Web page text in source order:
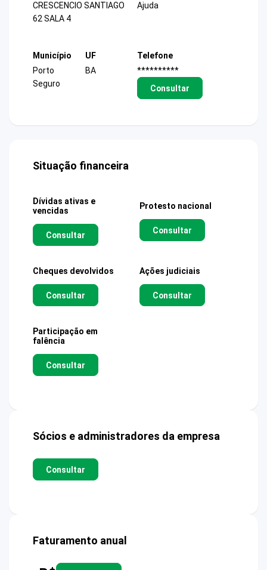
CRESCENCIO SANTIAGO
62 SALA 4
Ajuda
Município
Porto
Seguro
UF
BA
Telefone
**********
Consultar
Situação financeira
Dívidas ativas e
vencidas
Consultar
Protesto nacional
Consultar
Cheques devolvidos
Consultar
Ações judiciais
Consultar
Participação em
falência
Consultar
Sócios e administradores da empresa
Consultar
Faturamento anual